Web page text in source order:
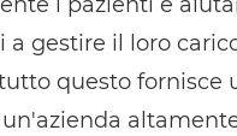
a gestire il loro
questo fornisce